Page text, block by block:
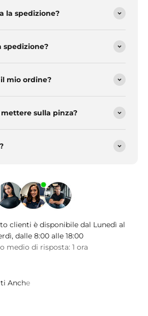
la spedizione?
spedizione?
mio ordine?
sulla pinza?
clienti è disponibile dal Lunedì al
dalle 8:00 alle 18:00
medio di risposta: 1 ora